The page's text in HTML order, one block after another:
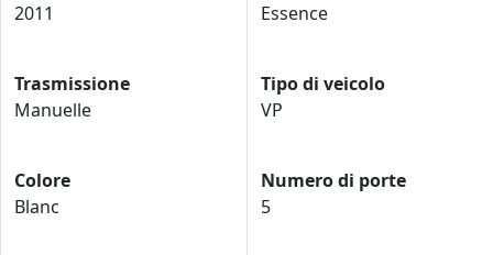
2011
Essence
Trasmissione
Manuelle
Tipo di veicolo
VP
Colore
Blanc
Numero di porte
5